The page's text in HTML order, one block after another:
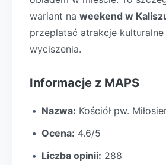
wariant na weekend w
przeplatać atrakcje
wyciszenia.
Informacje z MAPS
Nazwa: Kościół pw.
Ocena: 4.6/5
Liczba opinii: 288